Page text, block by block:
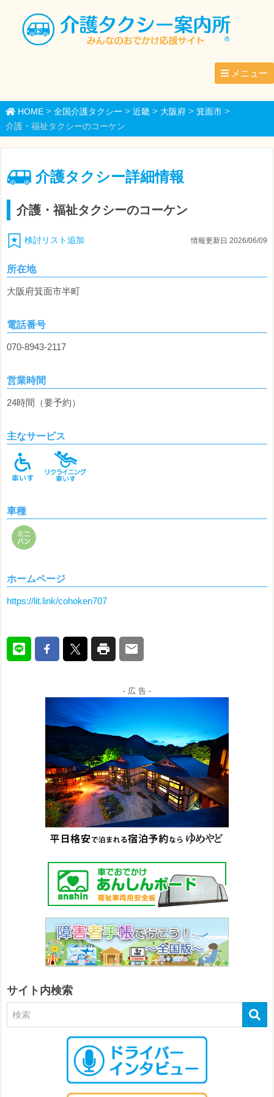
メニュー
HOME> 全国介護タクシー > 近畿> 大阪府> 箕面市>
介護・福祉タクシーのコーケン
介護タクシー詳細情報
介護・福祉タクシーのコーケン
検討リスト追加 情報更新日 2026/06/09
所在地
大阪府箕面市半町
電話番号
070-8943-2117
営業時間
24時間（要予約）
主なサービス
車種
ホームページ
https://lit.link/cohoken707
- 広 告 -
サイト内検索